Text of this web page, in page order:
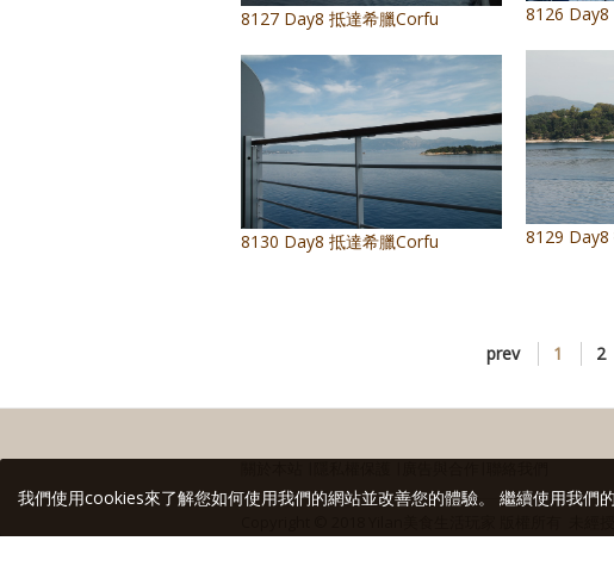
8126
8127 Day8 抵達希臘Corfu
8129 Day8
8130 Day8 抵達希臘Corfu
prev 1 2
我們使用cookies來了解您如何使用我們的網站並改善您的體驗。 繼續使用我們